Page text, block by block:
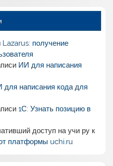
Lazarus: получение
ИИ для написания
для написания кода для
1С: Узнать позицию в
доступ на учи ру к
платформы uchi.ru